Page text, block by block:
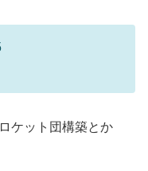
ケット団構築とか